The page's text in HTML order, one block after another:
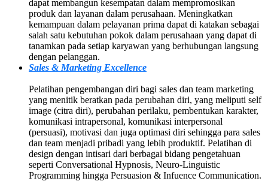
dapat membangun kesempatan dalam mempromosikan
produk dan layanan dalam perusahaan. Meningkatkan
kemampuan dalam pelayanan prima dapat di katakan sebagai
salah satu kebutuhan pokok dalam perusahaan yang dapat di
tanamkan pada setiap karyawan yang berhubungan langsung
dengan pelanggan.
Sales & Marketing Excellence
Pelatihan pengembangan diri bagi sales dan team marketing
yang menitik beratkan pada perubahan diri, yang meliputi self
image (citra diri), perubahan perilaku, pembentukan karakter,
komunikasi intrapersonal, komunikasi interpersonal
(persuasi), motivasi dan juga optimasi diri sehingga para sales
dan team menjadi pribadi yang lebih produktif. Pelatihan di
design dengan intisari dari berbagai bidang pengetahuan
seperti Conversational Hypnosis, Neuro-Linguistic
Programming hingga Persuasion & Infuence Communication.